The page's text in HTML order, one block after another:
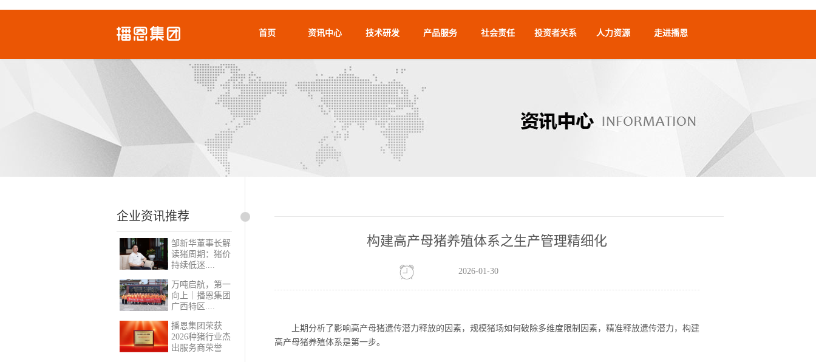
首页 资讯中心 技术研发 产品服务 社会责任 投资者关系 人力资源 走进播恩
企业资讯推荐
邹新华董事长解
读猪周期：猪价
持续低迷....
万吨启航，第一
向上｜播恩集团
广西特区....
播恩集团荣获
2026种猪行业杰
出服务商荣誉
构建高产母猪养殖体系之生产管理精细化​
2026-01-30
上期分析了影响高产母猪遗传潜力释放的因素，规模猪场如何破除多维度限制因素，精准释放遗传潜力，构建
高产母猪养殖体系是第一步。